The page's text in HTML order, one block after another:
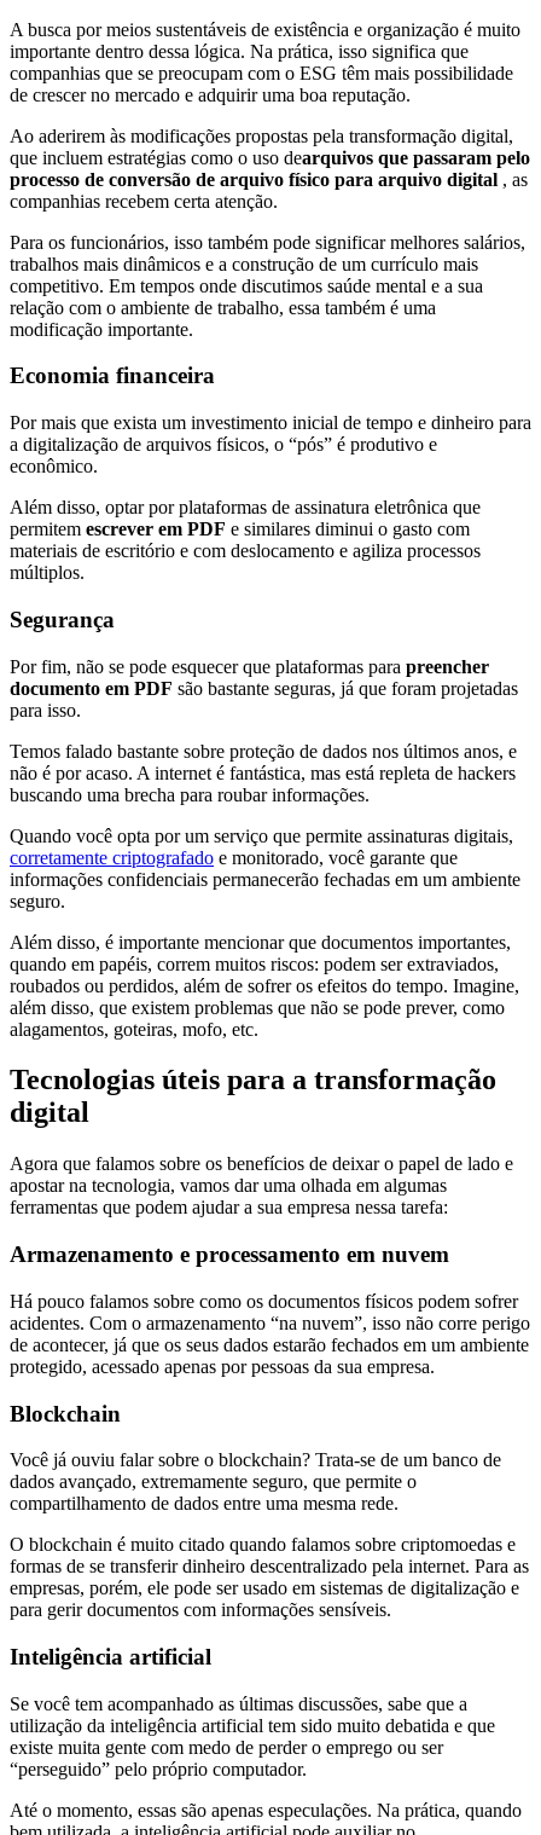
A busca por meios sustentáveis de existência e organização é muito
importante dentro dessa lógica. Na prática, isso significa que
companhias que se preocupam com o ESG têm mais possibilidade
de crescer no mercado e adquirir uma boa reputação.
Ao aderirem às modificações propostas pela transformação digital,
que incluem estratégias como o uso dearquivos que passaram pelo
processo de conversão de arquivo físico para arquivo digital , as
companhias recebem certa atenção.
Para os funcionários, isso também pode significar melhores salários,
trabalhos mais dinâmicos e a construção de um currículo mais
competitivo. Em tempos onde discutimos saúde mental e a sua
relação com o ambiente de trabalho, essa também é uma
modificação importante.
Economia financeira
Por mais que exista um investimento inicial de tempo e dinheiro para
a digitalização de arquivos físicos, o “pós” é produtivo e
econômico.
Além disso, optar por plataformas de assinatura eletrônica que
permitem escrever em PDF e similares diminui o gasto com
materiais de escritório e com deslocamento e agiliza processos
múltiplos.
Segurança
Por fim, não se pode esquecer que plataformas para preencher
documento em PDF são bastante seguras, já que foram projetadas
para isso.
Temos falado bastante sobre proteção de dados nos últimos anos, e
não é por acaso. A internet é fantástica, mas está repleta de hackers
buscando uma brecha para roubar informações.
Quando você opta por um serviço que permite assinaturas digitais,
corretamente criptografado e monitorado, você garante que
informações confidenciais permanecerão fechadas em um ambiente
seguro.
Além disso, é importante mencionar que documentos importantes,
quando em papéis, correm muitos riscos: podem ser extraviados,
roubados ou perdidos, além de sofrer os efeitos do tempo. Imagine,
além disso, que existem problemas que não se pode prever, como
alagamentos, goteiras, mofo, etc.
Tecnologias úteis para a transformação
digital
Agora que falamos sobre os benefícios de deixar o papel de lado e
apostar na tecnologia, vamos dar uma olhada em algumas
ferramentas que podem ajudar a sua empresa nessa tarefa:
Armazenamento e processamento em nuvem
Há pouco falamos sobre como os documentos físicos podem sofrer
acidentes. Com o armazenamento “na nuvem”, isso não corre perigo
de acontecer, já que os seus dados estarão fechados em um ambiente
protegido, acessado apenas por pessoas da sua empresa.
Blockchain
Você já ouviu falar sobre o blockchain? Trata-se de um banco de
dados avançado, extremamente seguro, que permite o
compartilhamento de dados entre uma mesma rede.
O blockchain é muito citado quando falamos sobre criptomoedas e
formas de se transferir dinheiro descentralizado pela internet. Para as
empresas, porém, ele pode ser usado em sistemas de digitalização e
para gerir documentos com informações sensíveis.
Inteligência artificial
Se você tem acompanhado as últimas discussões, sabe que a
utilização da inteligência artificial tem sido muito debatida e que
existe muita gente com medo de perder o emprego ou ser
“perseguido” pelo próprio computador.
Até o momento, essas são apenas especulações. Na prática, quando